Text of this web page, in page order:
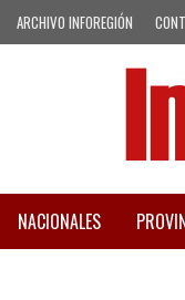
ARCHIVO INFOREGIÓN
NACIONALES